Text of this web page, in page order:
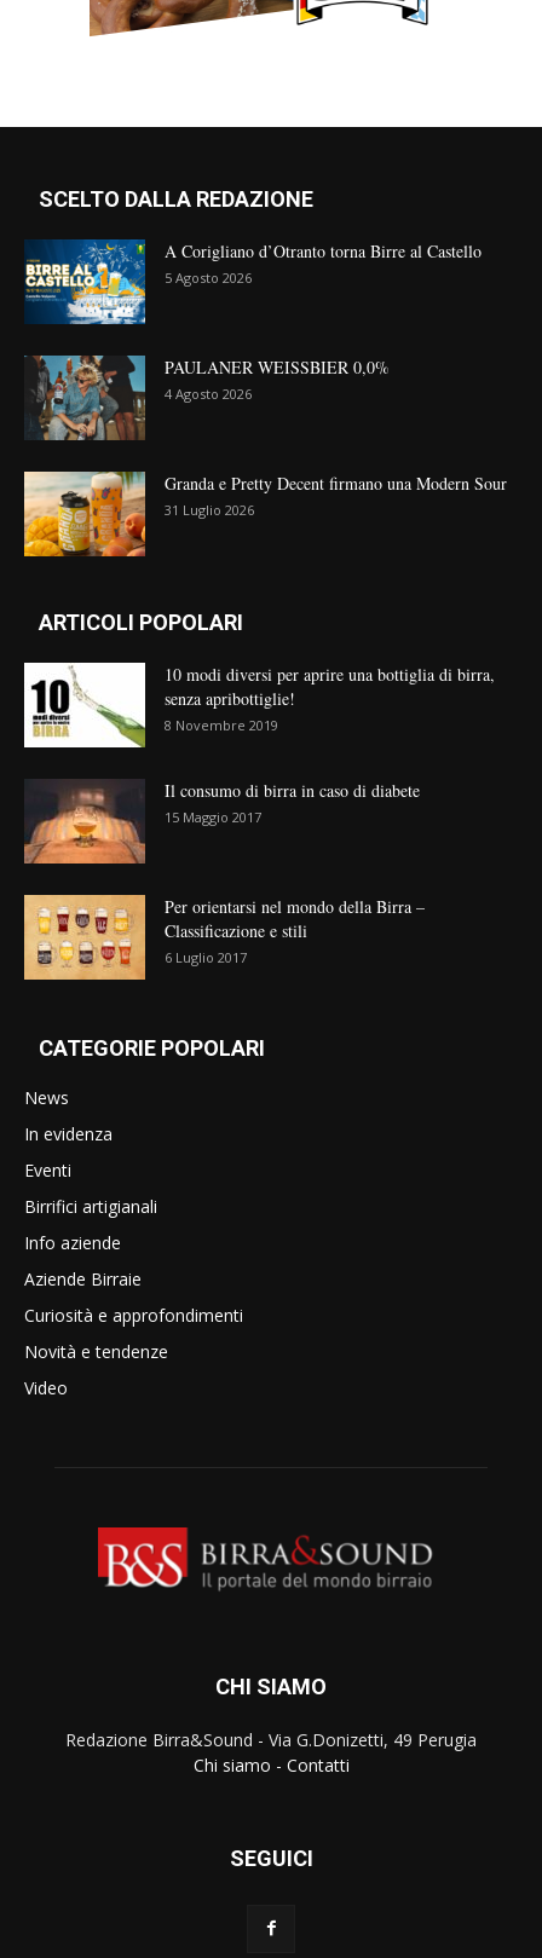
SCELTO DALLA REDAZIONE
A Corigliano d’Otranto torna Birre al Castello
5 Agosto 2026
PAULANER WEISSBIER 0,0%
4 Agosto 2026
Granda e Pretty Decent firmano una Modern Sour
31 Luglio 2026
ARTICOLI POPOLARI
10 modi diversi per aprire una bottiglia di birra,
senza apribottiglie!
8 Novembre 2019
Il consumo di birra in caso di diabete
15 Maggio 2017
Per orientarsi nel mondo della Birra –
Classificazione e stili
6 Luglio 2017
CATEGORIE POPOLARI
News
In evidenza
Eventi
Birrifici artigianali
Info aziende
Aziende Birraie
Curiosità e approfondimenti
Novità e tendenze
Video
CHI SIAMO
Redazione Birra&Sound - Via G.Donizetti, 49 Perugia
Chi siamo - Contatti
SEGUICI